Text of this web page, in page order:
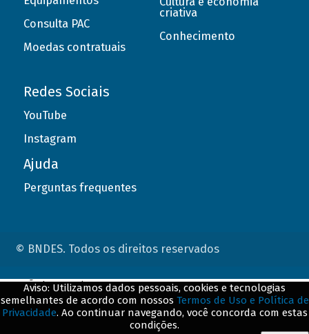
Consulta PAC
Moedas contratuais
criativa
Conhecimento
Redes Sociais
YouTube
Instagram
Ajuda
Perguntas frequentes
© BNDES. Todos os direitos reservados
Aviso: Utilizamos dados pessoais, cookies e tecnologias
semelhantes de acordo com nossos Termos de Uso e Política de
Privacidade. Ao continuar navegando, você concorda com estas
condições.
ConteÃºdo complementar
${title}${badge}